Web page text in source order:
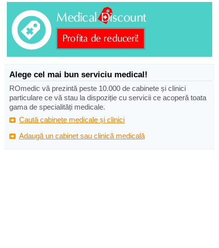
Alege cel mai bun serviciu medical!
ROmedic vă prezintă peste 10.000 de cabinete și clinici
particulare ce vă stau la dispoziție cu servicii ce acoperă toata
gama de specialități medicale.
Caută cabinete medicale și clinici
Adaugă un cabinet sau clinică medicală